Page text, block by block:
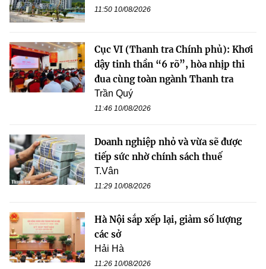
11:50 10/08/2026
Cục VI (Thanh tra Chính phủ): Khơi
dậy tinh thần “6 rõ”, hòa nhịp thi
đua cùng toàn ngành Thanh tra
Trần Quý
11:46 10/08/2026
Doanh nghiệp nhỏ và vừa sẽ được
tiếp sức nhờ chính sách thuế
T.Vân
11:29 10/08/2026
Hà Nội sắp xếp lại, giảm số lượng
các sở
Hải Hà
11:26 10/08/2026